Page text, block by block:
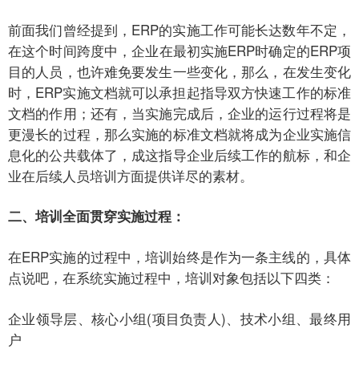
前面我们曾经提到，ERP的实施工作可能长达数年不定，
在这个时间跨度中，企业在最初实施ERP时确定的ERP项
目的人员，也许难免要发生一些变化，那么，在发生变化
时，ERP实施文档就可以承担起指导双方快速工作的标准
文档的作用；还有，当实施完成后，企业的运行过程将是
更漫长的过程，那么实施的标准文档就将成为企业实施信
息化的公共载体了，成这指导企业后续工作的航标，和企
业在后续人员培训方面提供详尽的素材。
二、培训全面贯穿实施过程：
在ERP实施的过程中，培训始终是作为一条主线的，具体
点说吧，在系统实施过程中，培训对象包括以下四类：
企业领导层、核心小组(项目负责人)、技术小组、最终用
户